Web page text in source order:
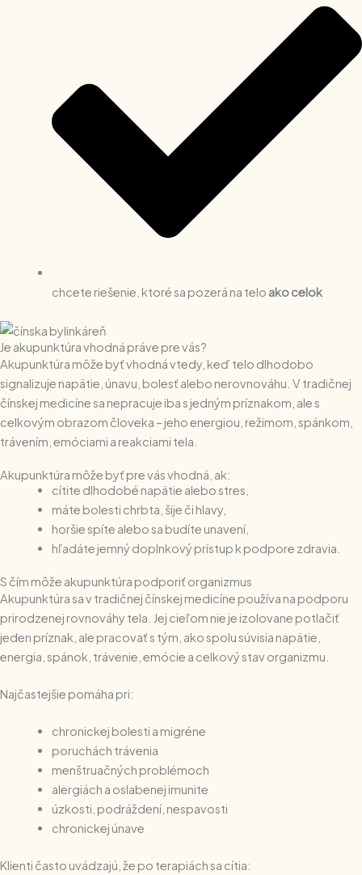
chcete riešenie, ktoré sa pozerá na telo ako celok
Je akupunktúra vhodná práve pre vás?
Akupunktúra môže byť vhodná vtedy, keď telo dlhodobo
signalizuje napätie, únavu, bolesť alebo nerovnováhu. V tradičnej
čínskej medicíne sa nepracuje iba s jedným príznakom, ale s
celkovým obrazom človeka – jeho energiou, režimom, spánkom,
trávením, emóciami a reakciami tela.
Akupunktúra môže byť pre vás vhodná, ak:
cítite dlhodobé napätie alebo stres,
máte bolesti chrbta, šije či hlavy,
horšie spíte alebo sa budíte unavení,
hľadáte jemný doplnkový prístup k podpore zdravia.
S čím môže akupunktúra podporiť organizmus
Akupunktúra sa v tradičnej čínskej medicíne používa na podporu
prirodzenej rovnováhy tela. Jej cieľom nie je izolovane potlačiť
jeden príznak, ale pracovať s tým, ako spolu súvisia napätie,
energia, spánok, trávenie, emócie a celkový stav organizmu.
Najčastejšie pomáha pri:
chronickej bolesti a migréne
poruchách trávenia
menštruačných problémoch
alergiách a oslabenej imunite
úzkosti, podráždení, nespavosti
chronickej únave
Klienti často uvádzajú, že po terapiách sa cítia: